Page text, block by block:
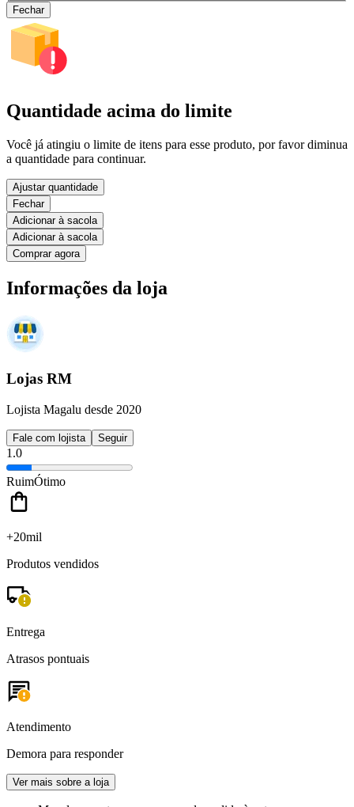
Fechar
Quantidade acima do limite
Você já atingiu o limite de itens para esse produto, por favor diminua
a quantidade para continuar.
Ajustar quantidade
Fechar
Adicionar à sacola
Adicionar à sacola
Comprar agora
Informações da loja
Lojas RM
Lojista Magalu desde 2020
Fale com lojista Seguir
1.0
RuimÓtimo
+20mil
Produtos vendidos
Entrega
Atrasos pontuais
Atendimento
Demora para responder
Ver mais sobre a loja